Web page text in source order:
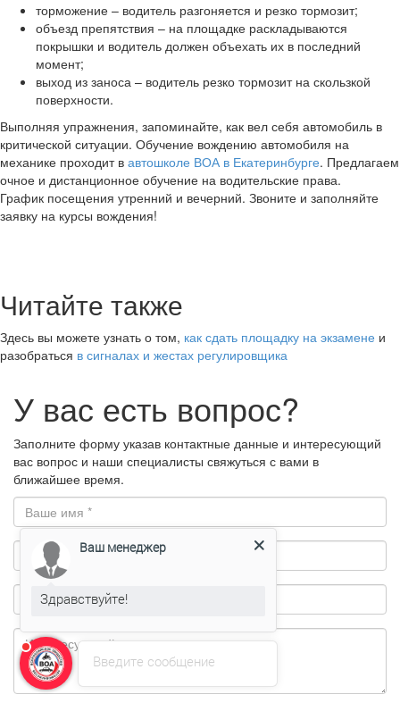
торможение – водитель разгоняется и резко тормозит;
объезд препятствия – на площадке раскладываются
покрышки и водитель должен объехать их в последний
момент;
выход из заноса – водитель резко тормозит на скользкой
поверхности.
Выполняя упражнения, запоминайте, как вел себя автомобиль в
критической ситуации. Обучение вождению автомобиля на
механике проходит в автошколе ВОА в Екатеринбурге. Предлагаем
очное и дистанционное обучение на водительские права.
График посещения утренний и вечерний. Звоните и заполняйте
заявку на курсы вождения!
Читайте также
Здесь вы можете узнать о том, как сдать площадку на экзамене и
разобраться в сигналах и жестах регулировщика
У вас есть вопрос?
Заполните форму указав контактные данные и интересующий
вас вопрос и наши специалисты свяжуться с вами в
ближайшее время.
Введите сообщение
Ваш менеджер
Здравствуйте!